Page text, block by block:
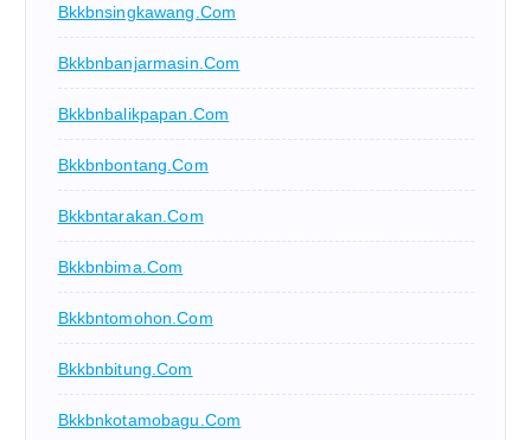
Bkkbnsingkawang.com
Bkkbnbanjarmasin.com
Bkkbnbalikpapan.com
Bkkbnbontang.com
Bkkbntarakan.com
Bkkbnbima.com
Bkkbntomohon.com
Bkkbnbitung.com
Bkkbnkotamobagu.com